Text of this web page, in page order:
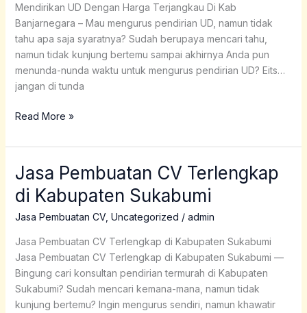
Mendirikan UD Dengan Harga Terjangkau Di Kab
Banjarnegara – Mau mengurus pendirian UD, namun tidak
tahu apa saja syaratnya? Sudah berupaya mencari tahu,
namun tidak kunjung bertemu sampai akhirnya Anda pun
menunda-nunda waktu untuk mengurus pendirian UD? Eits…
jangan di tunda
Kab
Banjarnegara
Read More »
Jasa Pembuatan CV Terlengkap
di Kabupaten Sukabumi
Jasa Pembuatan CV, Uncategorized / admin
Jasa Pembuatan CV Terlengkap di Kabupaten Sukabumi
Jasa Pembuatan CV Terlengkap di Kabupaten Sukabumi —
Bingung cari konsultan pendirian termurah di Kabupaten
Sukabumi? Sudah mencari kemana-mana, namun tidak
kunjung bertemu? Ingin mengurus sendiri, namun khawatir
Jasa
CV
Terlengkap
Kabupaten
Sukabumi